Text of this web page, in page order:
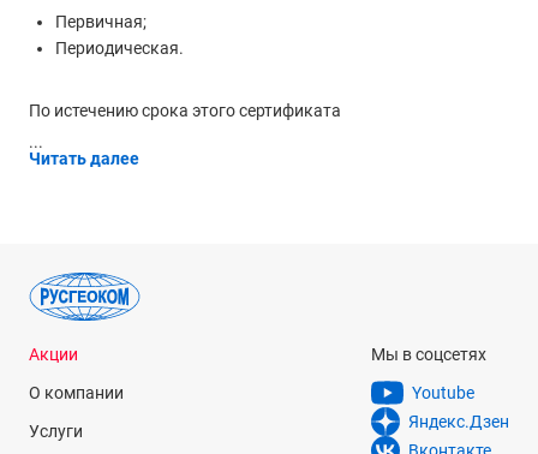
Первичная;
Периодическая.
По истечению срока этого сертификата
...
Читать далее
Акции
О компании
Услуги
Мы в соцсетях
Youtube
Яндекс.Дзен